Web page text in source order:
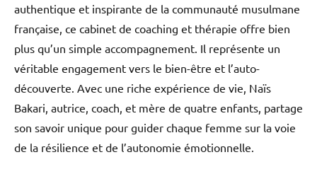
authentique et inspirante de la communauté musulmane
française, ce cabinet de coaching et thérapie offre bien
plus qu’un simple accompagnement. Il représente un
véritable engagement vers le bien-être et l’auto-
découverte. Avec une riche expérience de vie, Naïs
Bakari, autrice, coach, et mère de quatre enfants, partage
son savoir unique pour guider chaque femme sur la voie
de la résilience et de l’autonomie émotionnelle.